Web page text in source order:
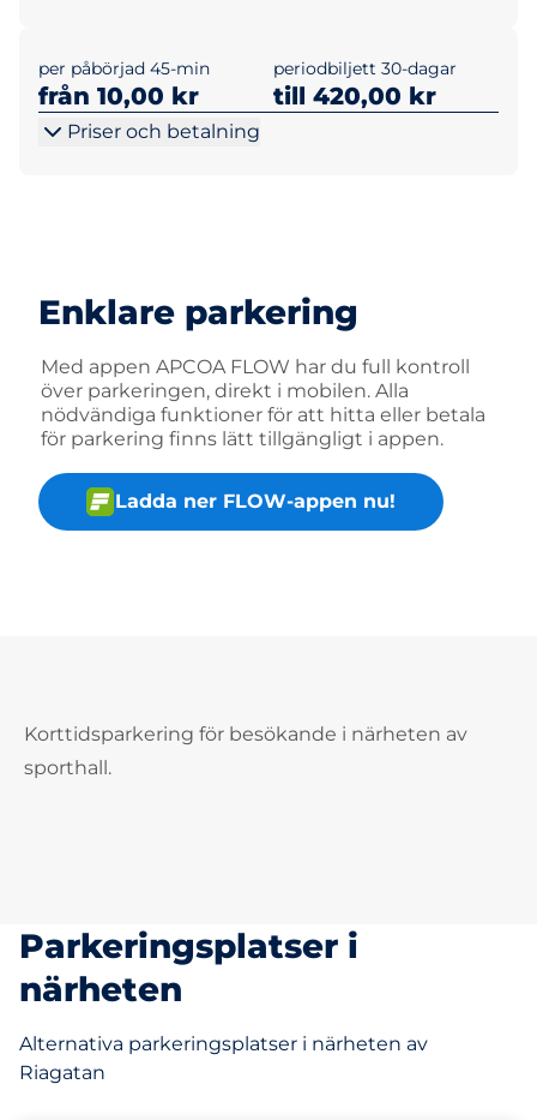
per påbörjad 45-min
från 10,00 kr
periodbiljett 30-dagar
till 420,00 kr
Priser och betalning
Enklare parkering
Med appen APCOA FLOW har du full kontroll
över parkeringen, direkt i mobilen. Alla
nödvändiga funktioner för att hitta eller betala
för parkering finns lätt tillgängligt i appen.
Ladda ner FLOW-appen nu!
Korttidsparkering för besökande i närheten av
sporthall.
Parkeringsplatser i
närheten
Alternativa parkeringsplatser i närheten av
Riagatan